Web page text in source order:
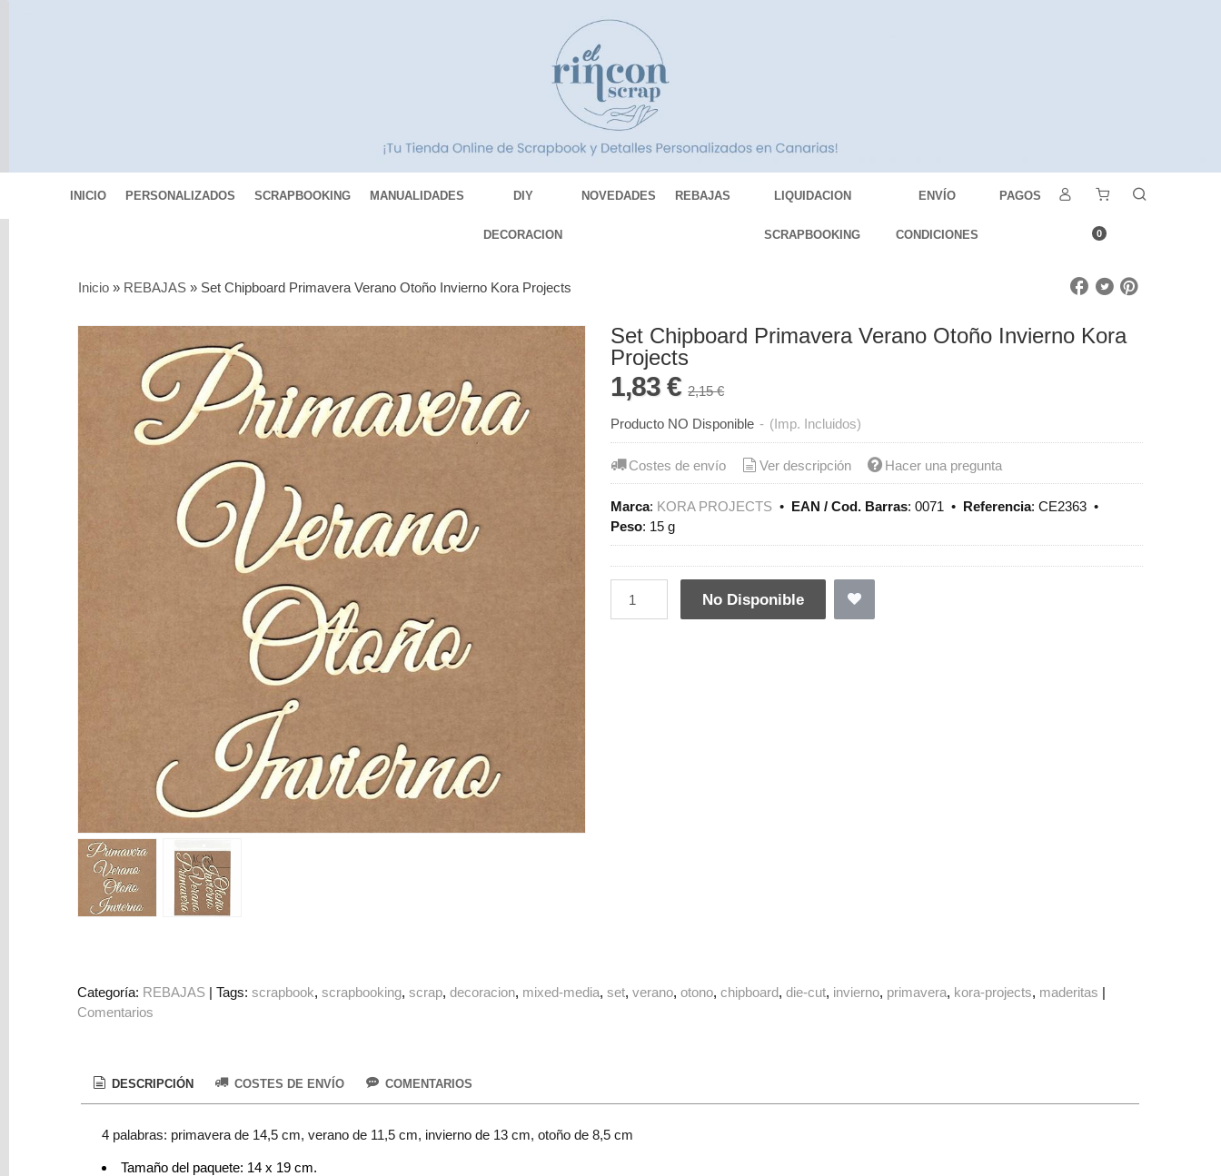
INICIO PERSONALIZADOS SCRAPBOOKING MANUALIDADES DIY
DECORACION
NOVEDADES REBAJAS LIQUIDACION
SCRAPBOOKING
ENVÍO
CONDICIONES
PAGOS
0
Máquinas
REBAJAS
Herramientas
Tarjeta
Regalo
Figuras
DIY
DECORACION
Inicio » REBAJAS » Set Chipboard Primavera Verano Otoño Invierno Kora Projects
Set Chipboard Primavera Verano Otoño Invierno Kora
Projects
1,83 €2,15 €
Producto NO Disponible - (Imp. Incluidos)
Costes de envío Ver descripción Hacer una pregunta
Marca: KORA PROJECTS • EAN / Cod. Barras:0071 • Referencia:CE2363 •
Peso: 15 g
No Disponible
Categoría: REBAJAS |Tags:scrapbook scrapbooking scrap decoracion mixed-media set verano otono chipboard die-cut invierno primavera kora-projects maderitas |
Comentarios
DESCRIPCIÓN COSTES DE ENVÍO COMENTARIOS
4 palabras: primavera de 14,5 cm, verano de 11,5 cm, invierno de 13 cm, otoño de 8,5 cm
Tamaño del paquete: 14 x 19 cm.